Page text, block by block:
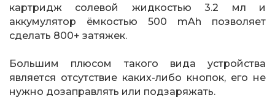
картридж солевой жидкостью 3.2 мл и
аккумулятор ёмкостью 500 mAh позволяет
сделать 800+ затяжек.
Большим плюсом такого вида устройства
является отсутствие каких-либо кнопок, его не
нужно дозаправлять или подзаряжать.